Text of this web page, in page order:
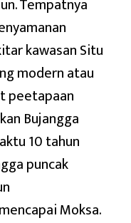
kawasan Situ
modern atau
peetapaan
Bujangga
10 tahun
puncak
Moksa.